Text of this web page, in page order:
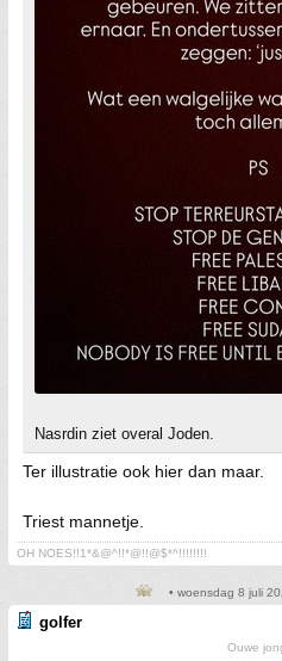
Nasrdin ziet overal Joden.
Ter illustratie ook hier dan maar.
Triest mannetje.
OH NOES!!1*&@^!!*@!!@$*^!!!!!!!!
• woensdag 8 juli
golfer
Ouwe